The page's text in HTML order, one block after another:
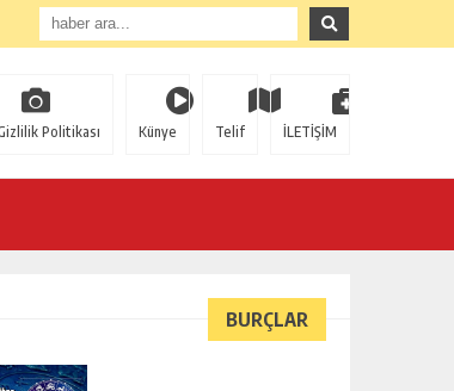
Politikası Künye Telif İLETİŞİM
BURÇLAR